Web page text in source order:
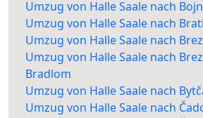
Umzug von Halle Saale nach
Umzug von Halle Saale nach
Umzug von Halle Saale nach
Umzug von Halle Saale nach
Bradlom
Umzug von Halle Saale nach
Umzug von Halle Saale nach